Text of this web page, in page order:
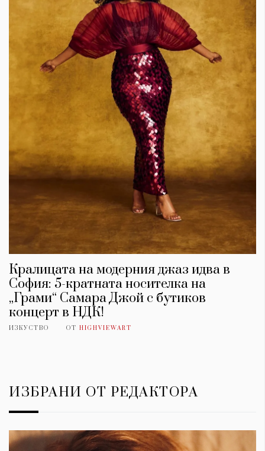
Кралицата на модерния джаз идва в
София: 5-кратната носителка на
„Грами“ Самара Джой с бутиков
концерт в НДК!
ИЗКУСТВО ОТ HIGHVIEWART
ИЗБРАНИ ОТ РЕДАКТОРА